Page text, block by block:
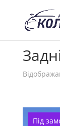
Під